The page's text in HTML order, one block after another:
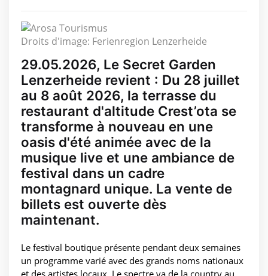
Droits d'image: Ferienregion Lenzerheide
29.05.2026, Le Secret Garden
Lenzerheide revient : Du 28 juillet
au 8 août 2026, la terrasse du
restaurant d'altitude Crest’ota se
transforme à nouveau en une
oasis d'été animée avec de la
musique live et une ambiance de
festival dans un cadre
montagnard unique. La vente de
billets est ouverte dès
maintenant.
Le festival boutique présente pendant deux semaines
un programme varié avec des grands noms nationaux